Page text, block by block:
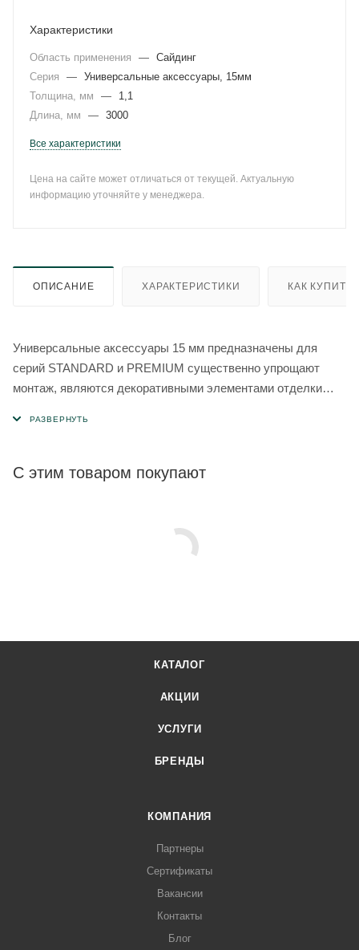
Характеристики
Область применения — Сайдинг
Серия
— Универсальные аксессуары, 15мм
Толщина, мм
—
1,1
Длина, мм
— 3000
Все характеристики
Цена на сайте может отличаться от текущей. Актуальную
информацию уточняйте у менеджера.
ОПИСАНИЕ ХАРАКТЕРИСТИКИ КАК КУПИТЬ
Универсальные аксессуары 15 мм предназначены для
серий STANDARD и PREMIUM существенно упрощают
монтаж, являются декоративными элементами отделки
С этим товаром покупают
КАТАЛОГ
АКЦИИ
УСЛУГИ
БРЕНДЫ
КОМПАНИЯ
Партнеры
Сертификаты
Вакансии
Контакты
Блог